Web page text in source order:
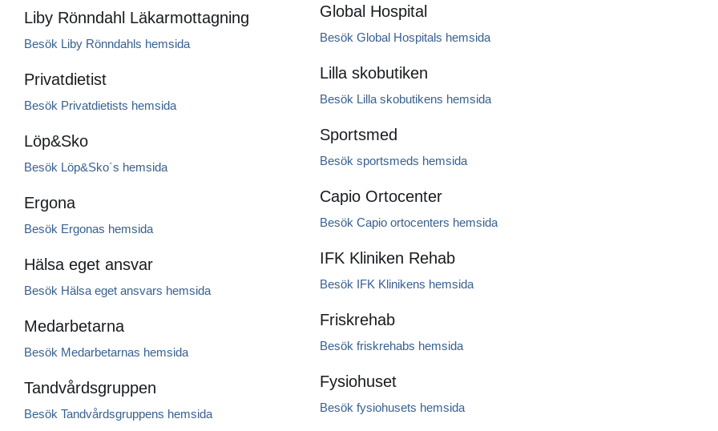
Liby Rönndahl Läkarmottagning
Besök Liby Rönndahls hemsida
Privatdietist
Besök Privatdietists hemsida
Löp&Sko
Besök Löp&Sko´s hemsida
Ergona
Besök Ergonas hemsida
Hälsa eget ansvar
Besök Hälsa eget ansvars hemsida
Medarbetarna
Besök Medarbetarnas hemsida
Tandvårdsgruppen
Besök Tandvårdsgruppens hemsida
Global Hospital
Besök Global Hospitals hemsida
Lilla skobutiken
Besök Lilla skobutikens hemsida
Sportsmed
Besök sportsmeds hemsida
Capio Ortocenter
Besök Capio ortocenters hemsida
IFK Kliniken Rehab
Besök IFK Klinikens hemsida
Friskrehab
Besök friskrehabs hemsida
Fysiohuset
Besök fysiohusets hemsida